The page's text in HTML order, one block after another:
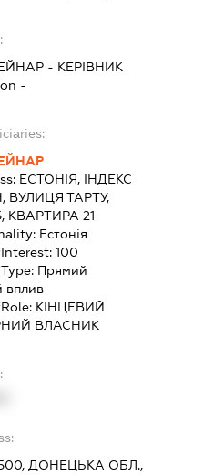
- КЕРІВНИК
-
ЕСТОНІЯ, ІНДЕКС
ВУЛИЦЯ ТАРТУ,
КВАРТИРА 21
Естонія
100
Прямий
вплив
КІНЦЕВИЙ
ВЛАСНИК
ДОНЕЦЬКА ОБЛ.,